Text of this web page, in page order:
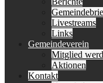
Livestreams
Links
Gemeindeverein
Mitglied
Aktionen
Kontakt